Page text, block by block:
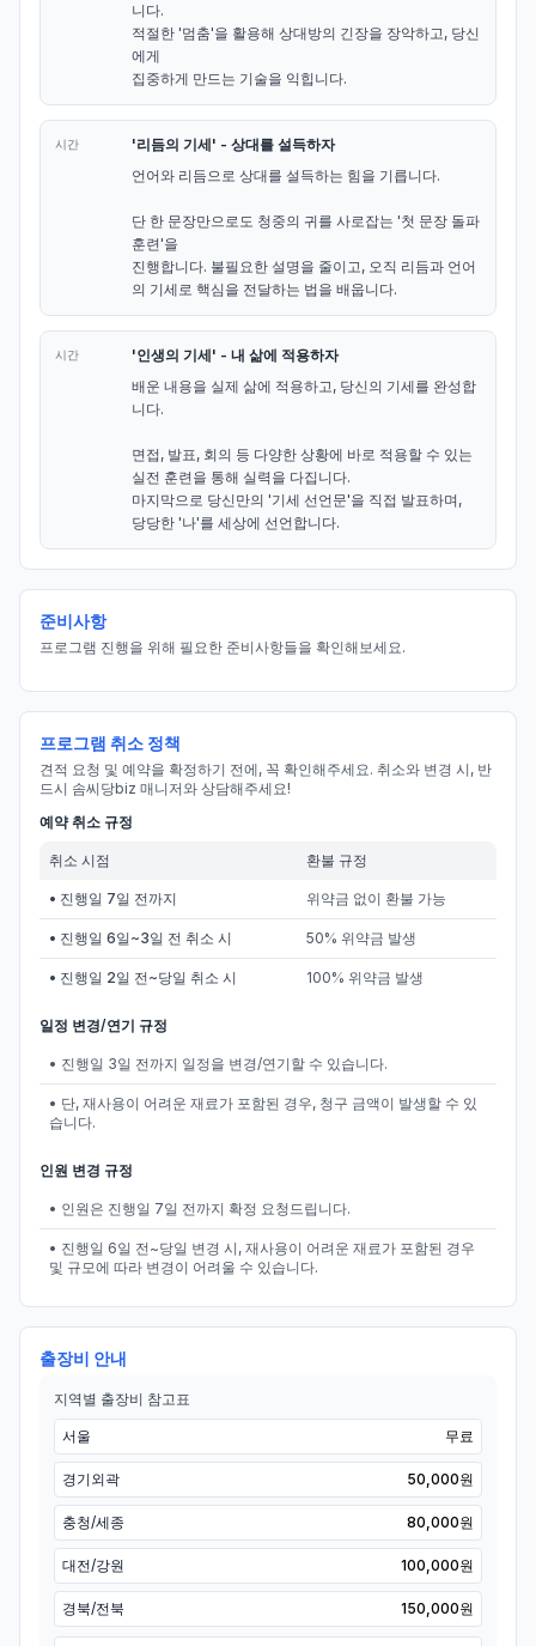
니다.
적절한 '멈춤'을 활용해 상대방의 긴장을 장악하고, 당신
에게
집중하게 만드는 기술을 익힙니다.
시간
'리듬의 기세' - 상대를 설득하자
언어와 리듬으로 상대를 설득하는 힘을 기릅니다.
단 한 문장만으로도 청중의 귀를 사로잡는 '첫 문장 돌파
훈련'을
진행합니다. 불필요한 설명을 줄이고, 오직 리듬과 언어
의 기세로 핵심을 전달하는 법을 배웁니다.
시간
'인생의 기세' - 내 삶에 적용하자
배운 내용을 실제 삶에 적용하고, 당신의 기세를 완성합
니다.
면접, 발표, 회의 등 다양한 상황에 바로 적용할 수 있는
실전 훈련을 통해 실력을 다집니다.
마지막으로 당신만의 '기세 선언문'을 직접 발표하며,
당당한 '나'를 세상에 선언합니다.
준비사항
프로그램 진행을 위해 필요한 준비사항들을 확인해보세요.
프로그램 취소 정책
견적 요청 및 예약을 확정하기 전에, 꼭 확인해주세요. 취소와 변경 시, 반
드시 솜씨당biz 매니저와 상담해주세요!
예약 취소 규정
취소 시점 환불 규정
• 진행일 7일 전까지 위약금 없이 환불 가능
• 진행일 6일~3일 전 취소 시 50% 위약금 발생
• 진행일 2일 전~당일 취소 시 100% 위약금 발생
일정 변경/연기 규정
• 진행일 3일 전까지 일정을 변경/연기할 수 있습니다.
• 단, 재사용이 어려운 재료가 포함된 경우, 청구 금액이 발생할 수 있
습니다.
인원 변경 규정
• 인원은 진행일 7일 전까지 확정 요청드립니다.
• 진행일 6일 전~당일 변경 시, 재사용이 어려운 재료가 포함된 경우
및 규모에 따라 변경이 어려울 수 있습니다.
출장비 안내
지역별 출장비 참고표
서울 무료
경기외곽 50,000원
충청/세종 80,000원
대전/강원 100,000원
경북/전북 150,000원